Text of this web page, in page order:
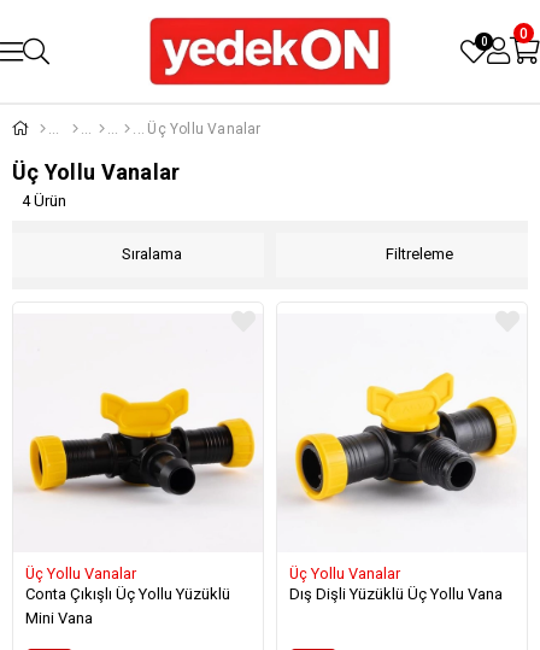
0 0
Üç Yollu Vanalar
Üç Yollu Vanalar
Filtreleme
Sıralama
4 Ürün
Üç Yollu Vanalar
Conta Çıkışlı Üç Yollu Yüzüklü
Mini Vana
Üç Yollu Vanalar
Dış Dişli Yüzüklü Üç Yollu Vana